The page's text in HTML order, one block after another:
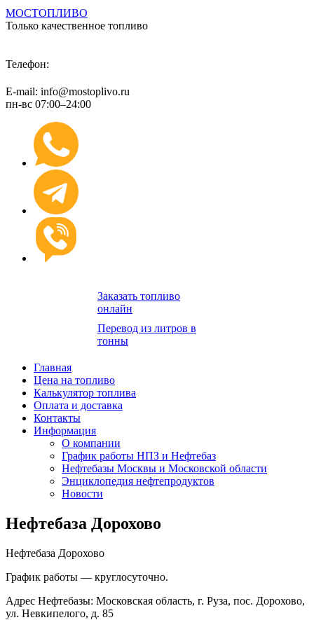
МОСТОПЛИВО
Только качественное топливо
Телефон:
E-mail: info@mostoplivo.ru
пн-вс 07:00–24:00
Заказать топливо
онлайн
Перевод из литров в
тонны
Главная
Цена на топливо
Калькулятор топлива
Оплата и доставка
Контакты
Информация
О компании
График работы НПЗ и Нефтебаз
Нефтебазы Москвы и Московской области
Энциклопедия нефтепродуктов
Новости
Нефтебаза Дорохово
Нефтебаза Дорохово
График работы — круглосуточно.
Адрес Нефтебазы: Московская область, г. Руза, пос. Дорохово,
ул. Невкипелого, д. 85